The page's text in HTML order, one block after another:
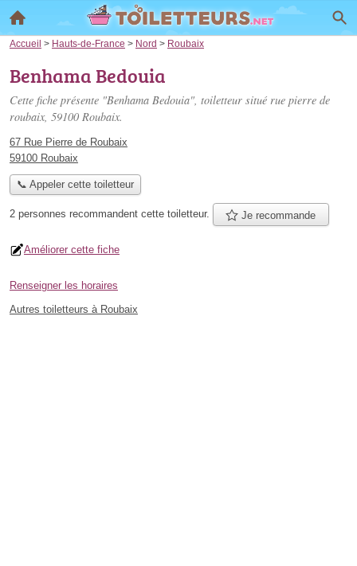
Accueil > Hauts-de-France > Nord > Roubaix
Benhama Bedouia
Cette fiche présente "Benhama Bedouia", toiletteur situé rue pierre de
roubaix, 59100 Roubaix.
67 Rue Pierre de Roubaix
59100 Roubaix
📞 Appeler cette toiletteur
2 personnes recommandent cette toiletteur. Je recommande
Améliorer cette fiche
Renseigner les horaires
Autres toiletteurs à Roubaix